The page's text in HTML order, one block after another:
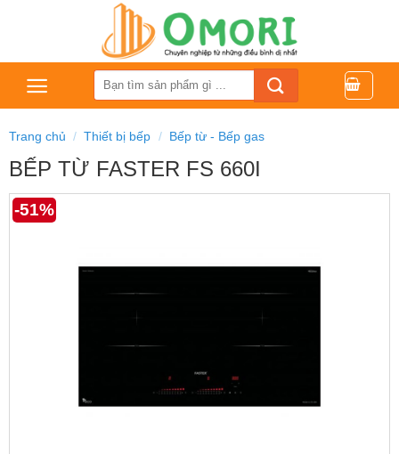
dung
Tìm
kiếm:
Trang chủ / Thiết bị bếp / Bếp từ - Bếp gas
BẾP TỪ FASTER FS 660I
-51%